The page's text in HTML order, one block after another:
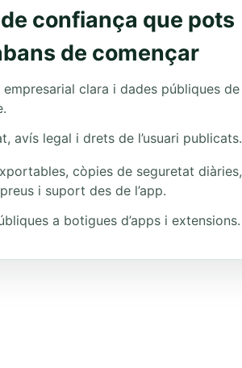
confiança que pots
de començar
clara i dades públiques de
avís legal i drets de l’usuari publicats.
còpies de seguretat diàries,
i suport des de l’app.
a botigues d’apps i extensions.